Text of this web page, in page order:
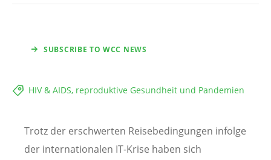
SUBSCRIBE TO WCC NEWS
HIV & AIDS, reproduktive Gesundheit und Pandemien
Trotz der erschwerten Reisebedingungen infolge
der internationalen IT-Krise haben sich